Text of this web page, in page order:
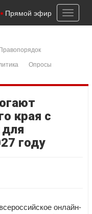
Toggle
Прямой эфир
Опросы
края с
году
онлайн-